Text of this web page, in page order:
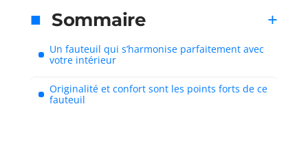
Sommaire
Un fauteuil qui s’harmonise parfaitement avec
votre intérieur
Originalité et confort sont les points forts de ce
fauteuil